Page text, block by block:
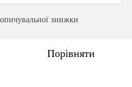
знижки
Порівняти